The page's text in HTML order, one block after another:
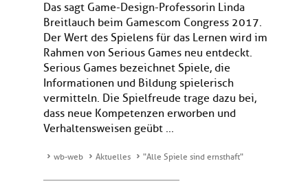
Das sagt Game-Design-Professorin Linda
Breitlauch beim Gamescom Congress 2017.
Der Wert des Spielens für das Lernen wird im
Rahmen von Serious Games neu entdeckt.
Serious Games bezeichnet Spiele, die
Informationen und Bildung spielerisch
vermitteln. Die Spielfreude trage dazu bei,
dass neue Kompetenzen erworben und
Verhaltensweisen geübt ...
wb-web Aktuelles "Alle Spiele sind ernsthaft"